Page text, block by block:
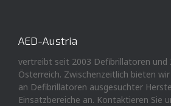
AED-Austria
vertreibt seit 2003 Defibrillatoren und
Österreich. Zwischenzeitlich bieten
an Defibrillatoren ausgesuchter
Einsatzbereiche an. Kontaktieren Sie